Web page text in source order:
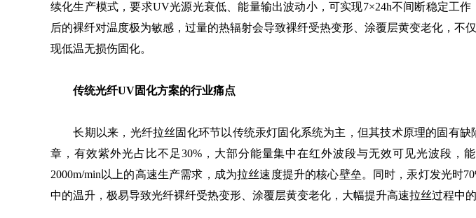
续化生产模式，要求UV光源光衰低、能量输出波动小，可实现7×24h不间断稳定工
后的裸纤对温度极为敏感，过量的热辐射会导致裸纤受热变形、涂覆层黄变老化，
现低温无损伤固化。
传统光纤UV固化方案的行业痛点
长期以来，光纤拉丝固化环节以传统汞灯固化系统为主，但其技术原理的固有缺
章，有效紫外光占比不足30%，大部分能量集中在红外波段与无效可见光波段
2000m/min以上的高速生产需求，成为拉丝速度提升的核心壁垒。同时，汞灯发光
中的温升，极易导致光纤裸纤受热变形、涂覆层黄变老化，大幅提升高速拉丝过程中